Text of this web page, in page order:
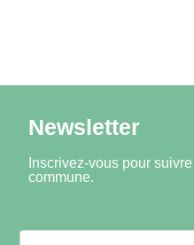
Newsletter
Inscrivez-vous pour
commune.